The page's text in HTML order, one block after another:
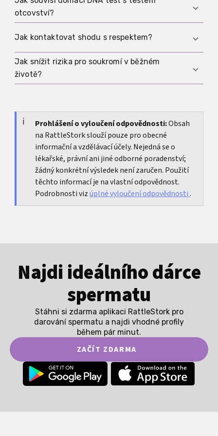
přínosná.
Ujasni si, proč chceš nahrát a zda bude možné
data později smazat. Zkontroluj, co služba
následky, pokud by účet nebo data někdy unikly.
otcovství?
Někteří lidé používají domácí testy jako první
původu jetest otcovstvíobvykle přímější cesta.
Jak kontaktovat shodu s respektem?
Začni krátce a neutrálně, bez požadavků. Zeptej
se, zda je druhá strana otevřená kontaktu. Citlivé
Jak snížit rizika pro soukromí v běžném
životě?
si jasné volby účtu a nesdílej surová data
zbytečně. Pokud matching zapneš, ber kontakt
jako citlivou rodinnou komunikaci, ne jako
sociální síť.
Prohlášení o vyloučení odpovědnosti:Obsah
na RattleStork slouží pouze pro obecné
informační a vzdělávací účely. Nejedná se o
lékařské, právní ani jiné odborné poradenství;
žádný konkrétní výsledek není zaručen. Použití
těchto informací je na vlastní odpovědnost.
Podrobnosti vizúplné vyloučení odpovědnosti.
Najdi ideálního dárce
spermatu
Stáhni si zdarma aplikaci RattleStork pro
darování spermatu a najdi vhodné profily
během pár minut.
ZAČÍT ZDARMA